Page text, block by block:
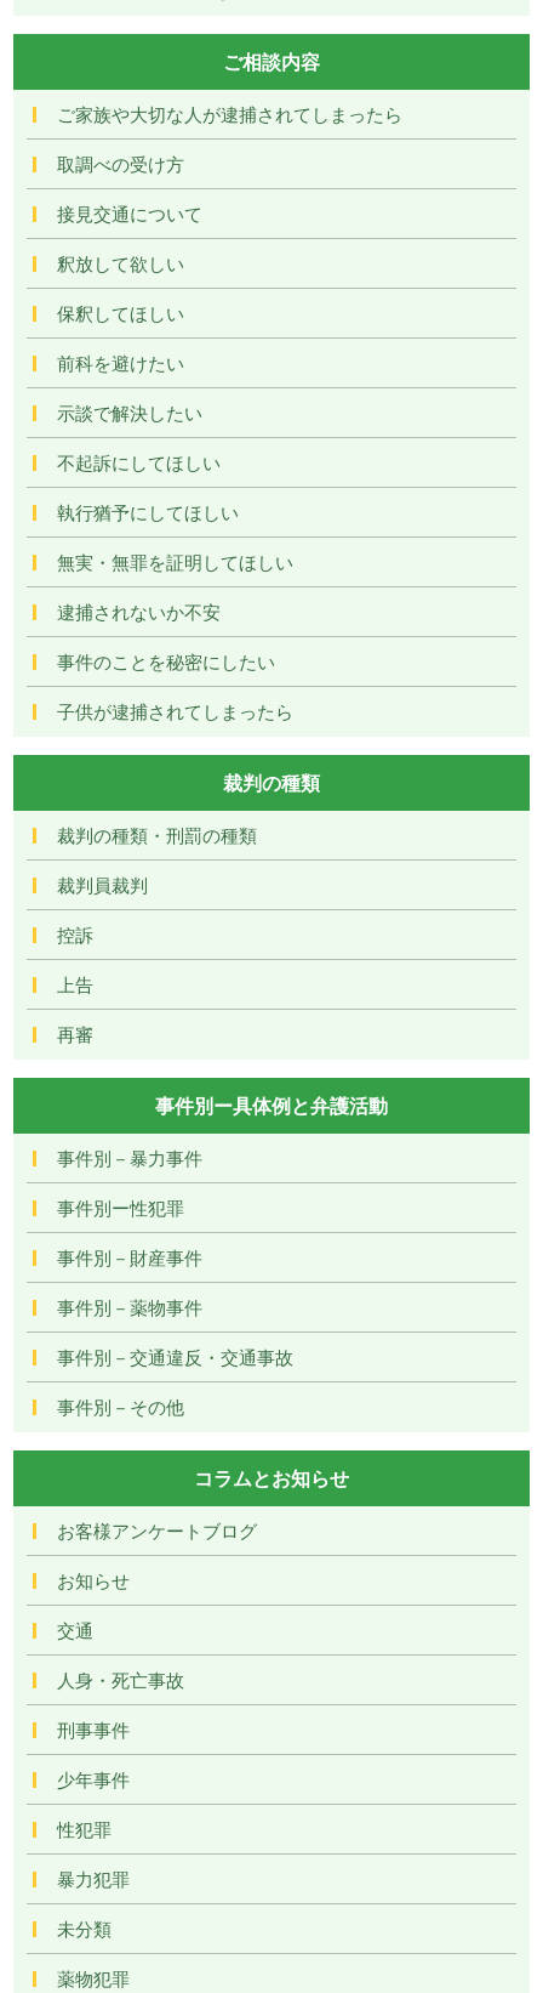
ご相談内容
ご家族や大切な人が逮捕されてしまったら
取調べの受け方
接見交通について
釈放して欲しい
保釈してほしい
前科を避けたい
示談で解決したい
不起訴にしてほしい
執行猶予にしてほしい
無実・無罪を証明してほしい
逮捕されないか不安
事件のことを秘密にしたい
子供が逮捕されてしまったら
裁判の種類
裁判の種類・刑罰の種類
裁判員裁判
控訴
上告
再審
事件別ー具体例と弁護活動
事件別－暴力事件
事件別ー性犯罪
事件別－財産事件
事件別－薬物事件
事件別－交通違反・交通事故
事件別－その他
コラムとお知らせ
お客様アンケートブログ
お知らせ
交通
人身・死亡事故
刑事事件
少年事件
性犯罪
暴力犯罪
未分類
薬物犯罪